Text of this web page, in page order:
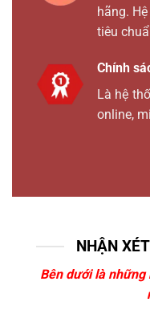
hãng.
tiêu
Chính
Là hệ
online,
NHẬN
Bên dưới là